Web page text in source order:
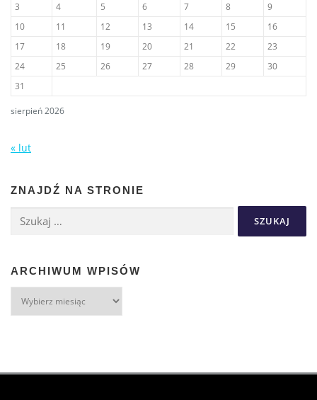
sierpień 2026
3
4 5 6 7 8
9
10
11 12 13 14 15
16
17
18 19 20 21 22
23
24
25 26 27 28 29
30
31
« lut
ZNAJDŹ NA STRONIE
ARCHIWUM WPISÓW